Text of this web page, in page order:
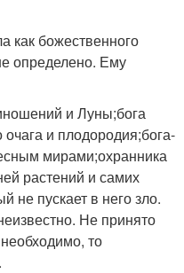
как божественного
определено. Ему
и Луны;бога
и плодородия;бога-
мирами;охранника
растений и самих
не пускает в него зло.
Не принято
то